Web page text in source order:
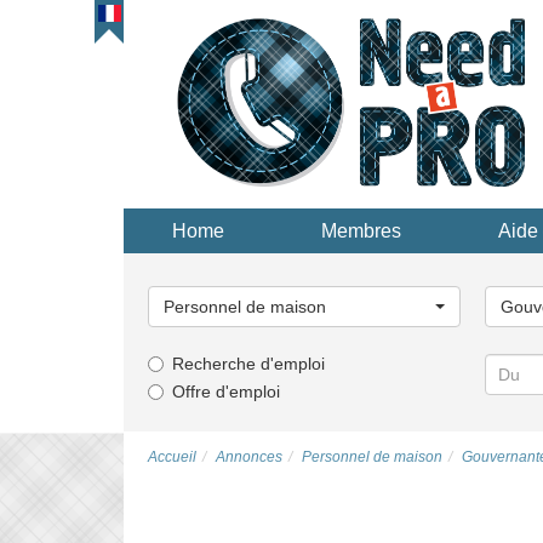
Home Membres Aide
une
catégorie...
Personnel de maison
une
Recherche d'emploi
Offre d'emploi
Accueil Annonces Personnel de maison